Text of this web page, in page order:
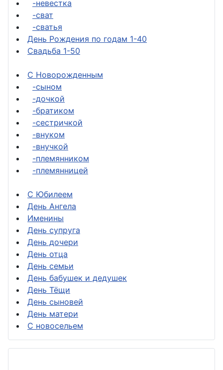
-невестка
-сват
-сватья
День Рождения по годам 1-40
Свадьба 1-50
С Новорожденным
-сыном
-дочкой
-братиком
-сестричкой
-внуком
-внучкой
-племянником
-племянницей
С Юбилеем
День Ангела
Именины
День супруга
День дочери
День отца
День семьи
День бабушек и дедушек
День Тёщи
День сыновей
День матери
С новосельем